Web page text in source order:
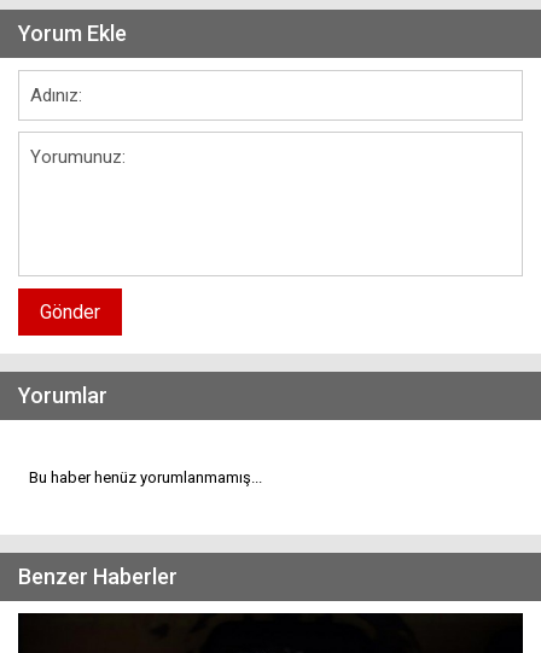
Yorum Ekle
Gönder
Yorumlar
Bu haber henüz yorumlanmamış...
Benzer Haberler